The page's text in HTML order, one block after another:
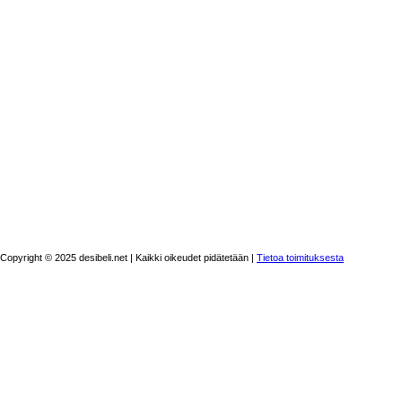
Copyright © 2025 desibeli.net | Kaikki oikeudet pidätetään | Tietoa toimituksesta